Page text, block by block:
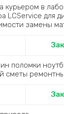
курьером в
LCService для
замены
поломки
сметы